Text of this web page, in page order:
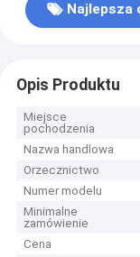
Najlepsza
Opis Produktu
Miejsce
pochodzenia
Nazwa handlowa
Orzecznictwo
Numer modelu
Minimalne
zamówienie
Cena